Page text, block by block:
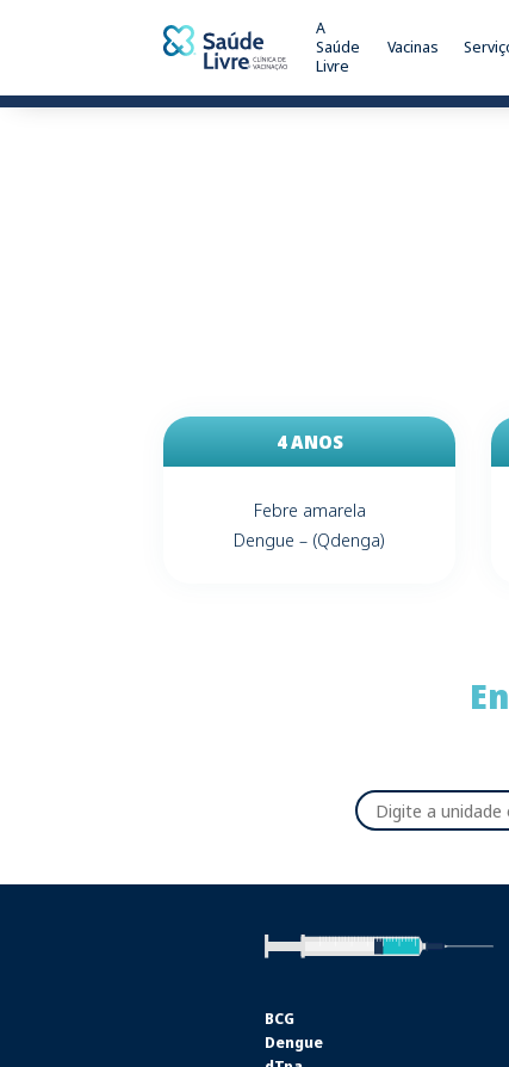
A
Saúde
Livre
Vacinas
4 ANOS
Febre amarela
Dengue – (Qdenga)
BCG
Dengue